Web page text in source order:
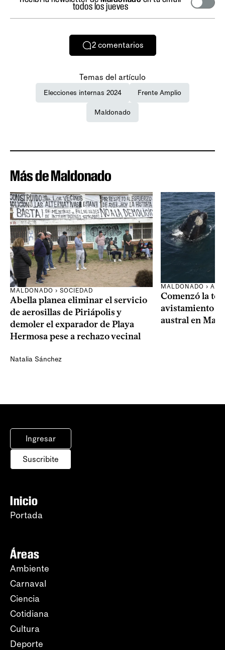
todos los jueves
2 comentarios
Temas del artículo
Elecciones internas 2024 Frente Amplio
Maldonado
Más de Maldonado
MALDONADO › SOCIEDAD
Abella planea eliminar el servicio
de aerosillas de Piriápolis y
demoler el exparador de Playa
Hermosa pese a rechazo vecinal
Natalia Sánchez
MALDONADO ›
Comenzó la
avistamiento
austral en
Ingresar
Suscribite
Inicio
Portada
Áreas
Ambiente
Carnaval
Ciencia
Cotidiana
Cultura
Deporte